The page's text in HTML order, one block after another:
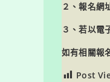
２、報名
３、若以電
如有相關報
Post